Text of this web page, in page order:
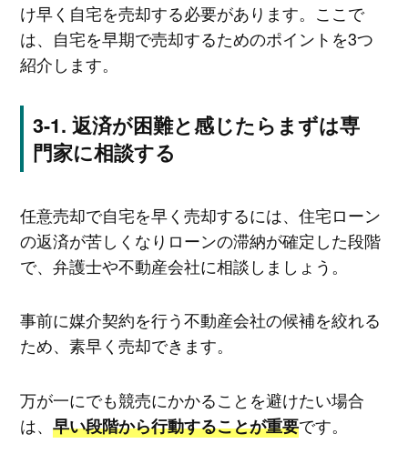
け早く自宅を売却する必要があります。ここで
は、自宅を早期で売却するためのポイントを3つ
紹介します。
返済が困難と感じたらまずは専
門家に相談する
任意売却で自宅を早く売却するには、住宅ローン
の返済が苦しくなりローンの滞納が確定した段階
で、弁護士や不動産会社に相談しましょう。
事前に媒介契約を行う不動産会社の候補を絞れる
ため、素早く売却できます。
万が一にでも競売にかかることを避けたい場合
は、 早い段階から行動することが重要です。